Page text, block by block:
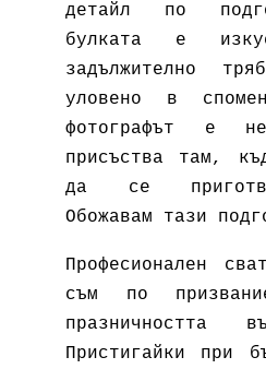
детайл по
булката е
задължително
уловено в
фотографът е
присъства там,
да се
Обожавам тази
Професионален
съм по
празничността
Пристигайки при